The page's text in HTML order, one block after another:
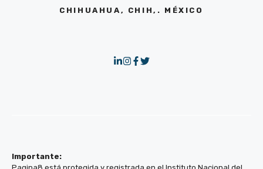
CHIHUAHUA, CHIH,. MÉXICO
Importante: